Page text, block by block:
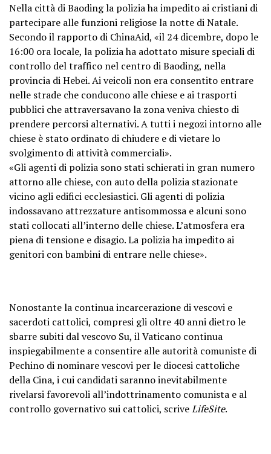
Nella città di Baoding la polizia ha impedito ai cristiani di
partecipare alle funzioni religiose la notte di Natale.
Secondo il rapporto di ChinaAid, «il 24 dicembre, dopo le
16:00 ora locale, la polizia ha adottato misure speciali di
controllo del traffico nel centro di Baoding, nella
provincia di Hebei. Ai veicoli non era consentito entrare
nelle strade che conducono alle chiese e ai trasporti
pubblici che attraversavano la zona veniva chiesto di
prendere percorsi alternativi. A tutti i negozi intorno alle
chiese è stato ordinato di chiudere e di vietare lo
svolgimento di attività commerciali».
«Gli agenti di polizia sono stati schierati in gran numero
attorno alle chiese, con auto della polizia stazionate
vicino agli edifici ecclesiastici. Gli agenti di polizia
indossavano attrezzature antisommossa e alcuni sono
stati collocati all’interno delle chiese. L’atmosfera era
piena di tensione e disagio. La polizia ha impedito ai
genitori con bambini di entrare nelle chiese».
Nonostante la continua incarcerazione di vescovi e
sacerdoti cattolici, compresi gli oltre 40 anni dietro le
sbarre subiti dal vescovo Su, il Vaticano continua
inspiegabilmente a consentire alle autorità comuniste di
Pechino di nominare vescovi per le diocesi cattoliche
della Cina, i cui candidati saranno inevitabilmente
rivelarsi favorevoli all’indottrinamento comunista e al
controllo governativo sui cattolici, scriveLifeSite.